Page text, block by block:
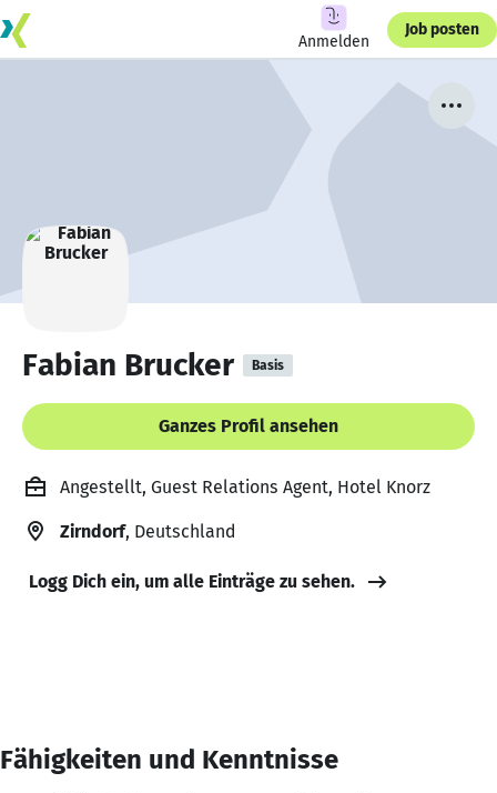
Anmelden
Job posten
Fabian Brucker Basis
Ganzes Profil ansehen
Angestellt, Guest Relations Agent, Hotel Knorz
Zirndorf, Deutschland
Logg Dich ein, um alle Einträge zu sehen.
Fähigkeiten und Kenntnisse